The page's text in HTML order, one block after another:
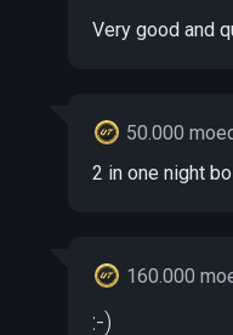
Very good and
50.000
2 in one night
160.000
:-)